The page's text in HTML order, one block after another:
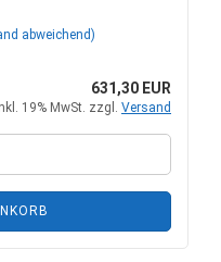
abweichend)
631,30 EUR
19% MwSt. zzgl. Versand